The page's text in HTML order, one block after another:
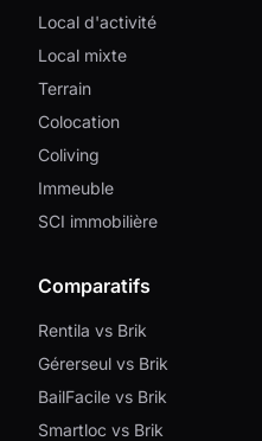
Local d'activité
Local mixte
Terrain
Colocation
Coliving
Immeuble
SCI immobilière
Comparatifs
Rentila vs Brik
Gérerseul vs Brik
BailFacile vs Brik
Smartloc vs Brik